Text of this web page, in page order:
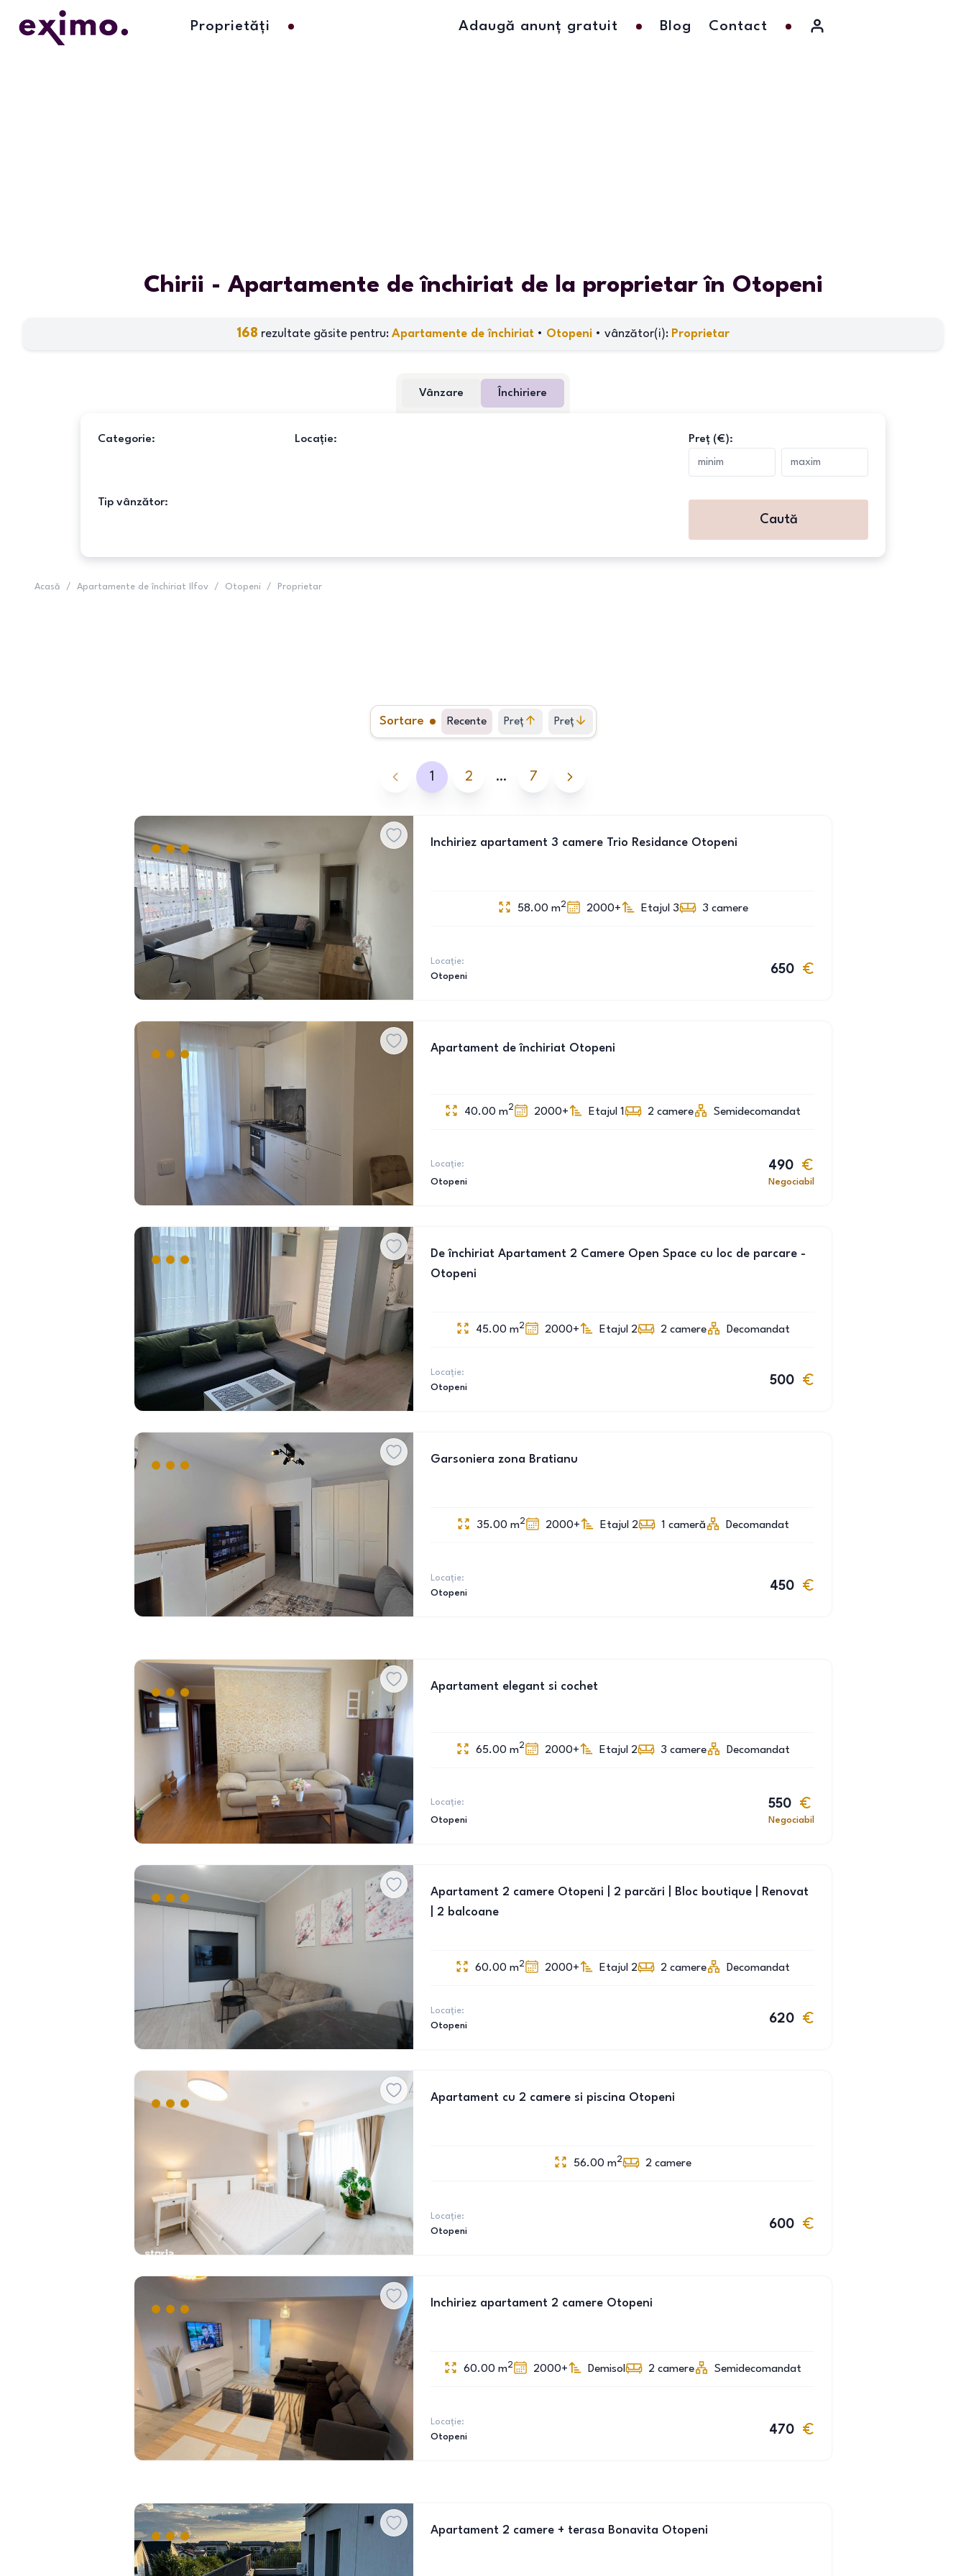
Proprietăți Adaugă anunț gratuit Blog Contact
Chirii - Apartamente de închiriat de la proprietar în Otopeni
168 rezultate găsite pentru: Apartamente de închiriat • Otopeni • vânzător(i): Proprietar
Vânzare Închiriere
Categorie: Locație: Preț (€):
Tip vânzător:
Caută
Acasă / Apartamente de închiriat Ilfov / Otopeni / Proprietar
Sortare Recente Preț
crescător
Preț
descrescător
1 2 … 7
Inchiriez apartament 3 camere Trio Residance Otopeni
58.00 m2 2000+ Etajul 3 3 camere
Locație:
Otopeni
650
Apartament de închiriat Otopeni
40.00 m2 2000+ Etajul 1 2 camere Semidecomandat
Locație:
Otopeni
490
Negociabil
De închiriat Apartament 2 Camere Open Space cu loc de parcare -
Otopeni
45.00 m2 2000+ Etajul 2 2 camere Decomandat
Locație:
Otopeni
500
Garsoniera zona Bratianu
35.00 m2 2000+ Etajul 2 1 cameră Decomandat
Locație:
Otopeni
450
Apartament elegant si cochet
65.00 m2 2000+ Etajul 2 3 camere Decomandat
Locație:
Otopeni
550
Negociabil
Apartament 2 camere Otopeni | 2 parcări | Bloc boutique | Renovat
| 2 balcoane
60.00 m2 2000+ Etajul 2 2 camere Decomandat
Locație:
Otopeni
620
Apartament cu 2 camere si piscina Otopeni
56.00 m2 2 camere
Locație:
Otopeni
600
Inchiriez apartament 2 camere Otopeni
60.00 m2 2000+ Demisol 2 camere Semidecomandat
Locație:
Otopeni
470
Apartament 2 camere + terasa Bonavita Otopeni